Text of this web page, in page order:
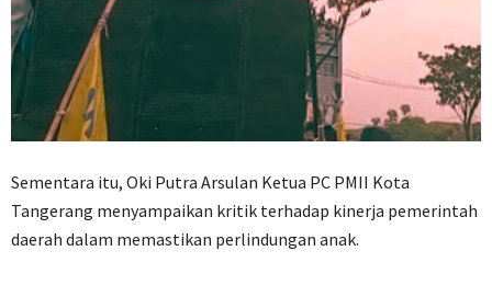
Sementara itu, Oki Putra Arsulan Ketua PC PMII Kota
Tangerang menyampaikan kritik terhadap kinerja pemerintah
daerah dalam memastikan perlindungan anak.